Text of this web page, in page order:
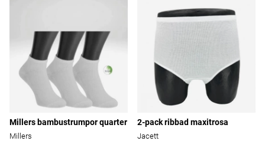
Millers bambustrumpor quarter
Millers
2-pack ribbad maxitrosa
Jacett